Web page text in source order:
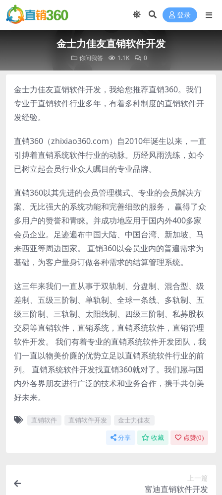
登录
金士力佳友直销软件开发
你问我答 1.1K 0
金士力佳友直销软件开发，我给您推荐直销360。我们
专业于直销软件行业多年，有着多种制度的直销软件开
发经验。
直销360（zhixiao360.com）自2010年诞生以来，一直
引搏着直销系统软件行业的动脉。历经风雨洗练，如今
已树立起会员行业众人瞩目的专业品牌。
直销360以其先进的会员管理模式、专业的会员解决方
案、无比强大的系统功能和完善细致的服务， 赢得了众
多用户的赞誉和青睐。并成功地应用于国内外400多家
会员企业。足迹遍布中国大陆、中国台湾、新加坡、马
来西亚等周边国家。 直销360以会员业内的普遍需求为
基础，为客户量身订做各种需求的结算管理系统。
这三年来我们一直从事于双轨制、分盘制、混合型、级
差制、五级三阶制、单轨制、全球一条线、多轨制、五
级三阶制、三轨制、太阳线制、四级三阶制、私募股权
交易等直销软件，直销系统，直销系统软件，直销管理
软件开发。 我们有着专业的直销系统软件开发团队，我
们一直以物美价廉的优势立足以直销系统软件行业的前
列。 直销系统软件开发找直销360就对了。我们愿与国
内外各界朋友进行广泛的技术和业务合作，携手共创美
好未来。
直销软件 直销软件开发 金士力佳友
分享 收藏 点赞(0)
上一篇
富迪直销软件开发